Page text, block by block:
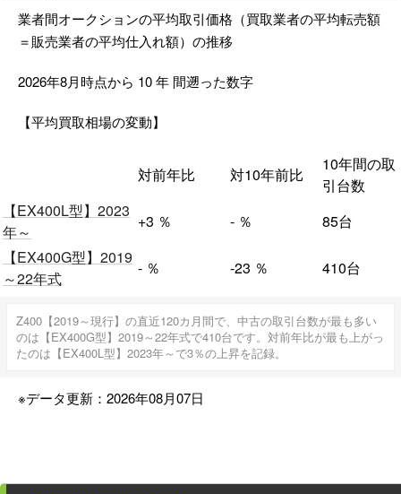
業者間オークションの平均取引価格（買取業者の平均転売額
＝販売業者の平均仕入れ額）の推移
2026年8月時点から 10年 間遡った数字
【平均買取相場の変動】
対前年比 対10年前比
10年間の取
引台数
【EX400L型】2023
年～
+3 ％ - ％
85台
【EX400G型】2019
～22年式
- ％ -23 ％ 410台
Z400【2019～現行】の直近120カ月間で、中古の取引台数が最も多い
のは【EX400G型】2019～22年式で410台です。対前年比が最も上がっ
たのは【EX400L型】2023年～で3％の上昇を記録。
※データ更新：2026年08月07日